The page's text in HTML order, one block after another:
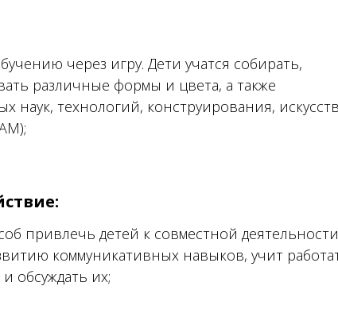
через игру. Дети учатся собирать,
различные формы и цвета, а также
наук, технологий, конструирования,
привлечь детей к совместной
коммуникативных навыков, учит
обсуждать их;